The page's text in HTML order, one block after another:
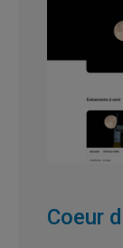
Coeur